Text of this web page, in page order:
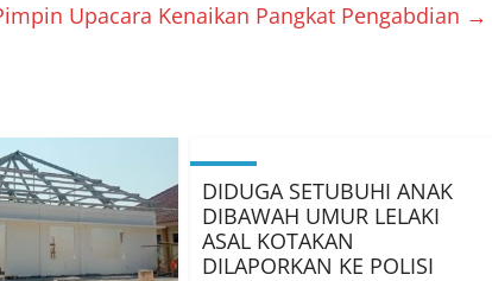
Upacara Kenaikan Pangkat Pengabdian →
DIDUGA SETUBUHI ANAK
DIBAWAH UMUR LELAKI
ASAL KOTAKAN
DILAPORKAN KE POLISI